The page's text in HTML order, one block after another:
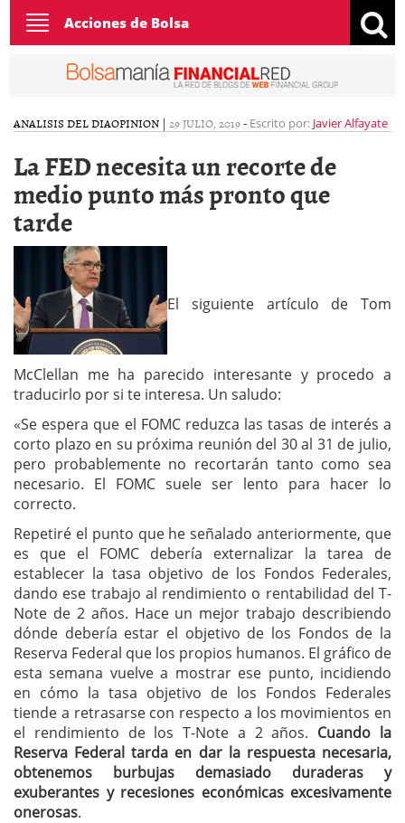
Toggle
navigation
Acciones de Bolsa
ANALISIS DEL DIAOPINION | 29 JULIO, 2019- Escrito por: Javier Alfayate
La FED necesita un recorte de
medio punto más pronto que
tarde
El siguiente artículo de Tom
McClellan me ha parecido interesante y procedo a
traducirlo por si te interesa. Un saludo:
«Se espera que el FOMC reduzca las tasas de interés a
corto plazo en su próxima reunión del 30 al 31 de julio,
pero probablemente no recortarán tanto como sea
necesario. El FOMC suele ser lento para hacer lo
correcto.
Repetiré el punto que he señalado anteriormente, que
es que el FOMC debería externalizar la tarea de
establecer la tasa objetivo de los Fondos Federales,
dando ese trabajo al rendimiento o rentabilidad del T-
Note de 2 años. Hace un mejor trabajo describiendo
dónde debería estar el objetivo de los Fondos de la
Reserva Federal que los propios humanos. El gráfico de
esta semana vuelve a mostrar ese punto, incidiendo
en cómo la tasa objetivo de los Fondos Federales
tiende a retrasarse con respecto a los movimientos en
el rendimiento de los T-Note a 2 años. Cuando la
Reserva Federal tarda en dar la respuesta necesaria,
obtenemos burbujas demasiado duraderas y
exuberantes y recesiones económicas excesivamente
onerosas.